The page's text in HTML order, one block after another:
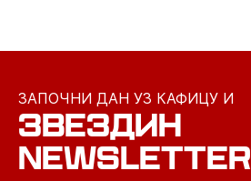
ЗАПОЧНИ ДАН УЗ КАФИЦУ И
ЗВЕЗДИН
NEWSLETTER